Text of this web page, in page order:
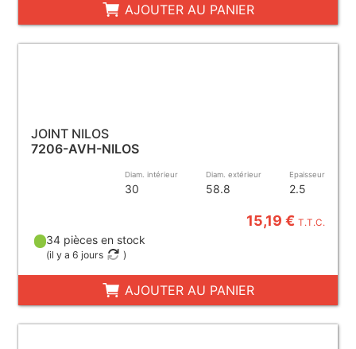
AJOUTER AU PANIER
JOINT NILOS
7206-AVH-NILOS
Diam. intérieur
30
Diam. extérieur
58.8
Epaisseur
2.5
15,19 €T.T.C.
34 pièces en stock
(il y a 6 jours )
AJOUTER AU PANIER